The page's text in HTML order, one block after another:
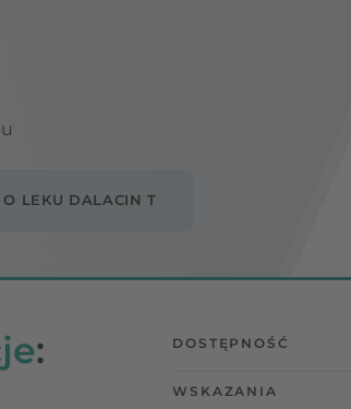
O LEKU DALACIN T
: DOSTĘPNOŚĆ
WSKAZANIA